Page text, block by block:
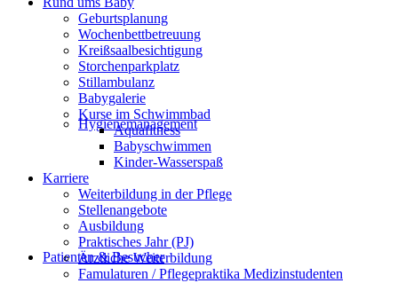
Hygienemanagement
Patienten & Besucher
Geburtsplanung
Wochenbettbetreuung
Kreißsaalbesichtigung
Storchenparkplatz
Stillambulanz
Babygalerie
Kurse im Schwimmbad
Aquafitness
Babyschwimmen
Kinder-Wasserspaß
Karriere
Weiterbildung in der Pflege
Stellenangebote
Ausbildung
Praktisches Jahr (PJ)
Ärztliche Weiterbildung
Famulaturen / Pflegepraktika Medizinstudenten